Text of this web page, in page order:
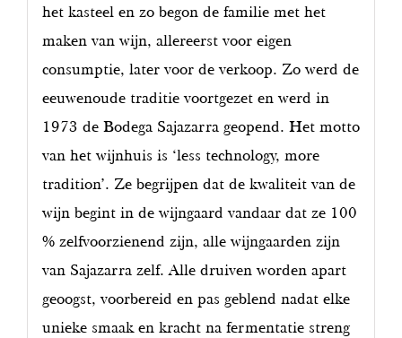
het kasteel en zo begon de familie met het
maken van wijn, allereerst voor eigen
consumptie, later voor de verkoop. Zo werd de
eeuwenoude traditie voortgezet en werd in
1973 de Bodega Sajazarra geopend. Het motto
van het wijnhuis is ‘less technology, more
tradition’. Ze begrijpen dat de kwaliteit van de
wijn begint in de wijngaard vandaar dat ze 100
% zelfvoorzienend zijn, alle wijngaarden zijn
van Sajazarra zelf. Alle druiven worden apart
geoogst, voorbereid en pas geblend nadat elke
unieke smaak en kracht na fermentatie streng